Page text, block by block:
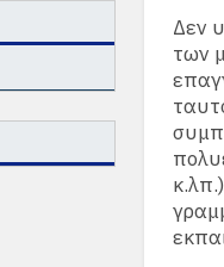
Δεν
των